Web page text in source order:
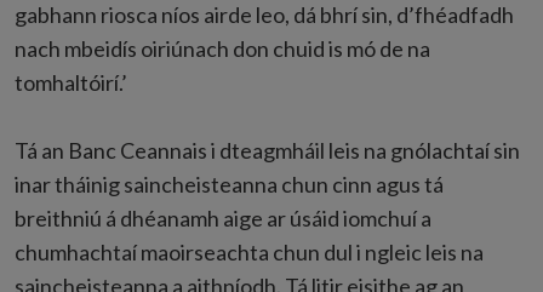
gabhann riosca níos airde leo, dá bhrí sin, d’fhéadfadh
nach mbeidís oiriúnach don chuid is mó de na
tomhaltóirí.’
Tá an Banc Ceannais i dteagmháil leis na gnólachtaí sin
inar tháinig saincheisteanna chun cinn agus tá
breithniú á dhéanamh aige ar úsáid iomchuí a
chumhachtaí maoirseachta chun dul i ngleic leis na
saincheisteanna a aithníodh. Tá litir eisithe ag an